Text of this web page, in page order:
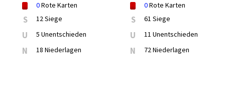
0Rote Karten
S 12 Siege
U 5 Unentschieden
N 18 Niederlagen
0Rote Karten
S 61 Siege
U 11 Unentschieden
N 72 Niederlagen